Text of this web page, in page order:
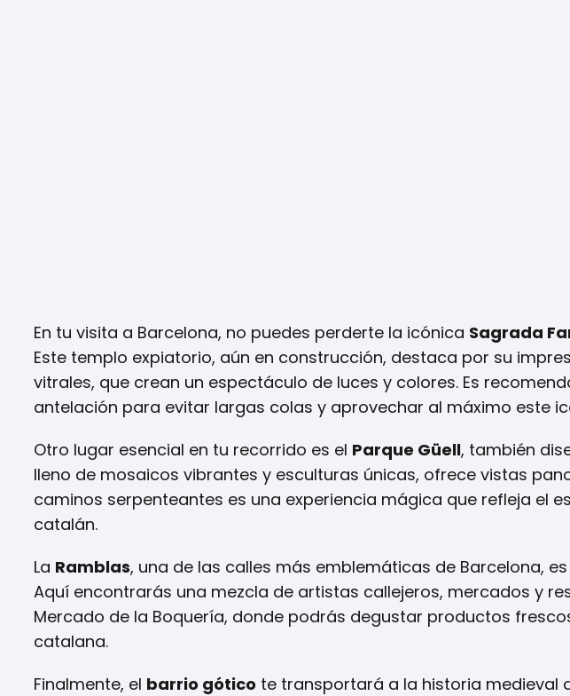
En tu visita a Barcelona, no puedes perderte la icónica Sagrada
Este templo expiatorio, aún en construcción, destaca por su
vitrales, que crean un espectáculo de luces y colores. Es
antelación para evitar largas colas y aprovechar al máximo este
Otro lugar esencial en tu recorrido es el Parque Güell, también
lleno de mosaicos vibrantes y esculturas únicas, ofrece vistas
caminos serpenteantes es una experiencia mágica que refleja el
catalán.
La Ramblas, una de las calles más emblemáticas de Barcelona,
Aquí encontrarás una mezcla de artistas callejeros, mercados y
Mercado de la Boquería, donde podrás degustar productos
catalana.
Finalmente, el barrio gótico te transportará a la historia medieval